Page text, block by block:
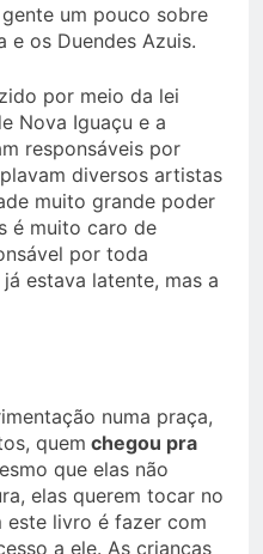
um pouco sobre
e os Duendes Azuis.
por meio da lei
Nova Iguaçu e a
responsáveis por
diversos artistas
muito grande poder
é muito caro de
por toda
estava latente, mas a
numa praça,
quem chegou pra
que elas não
elas querem tocar no
este livro é fazer com
a ele. As crianças